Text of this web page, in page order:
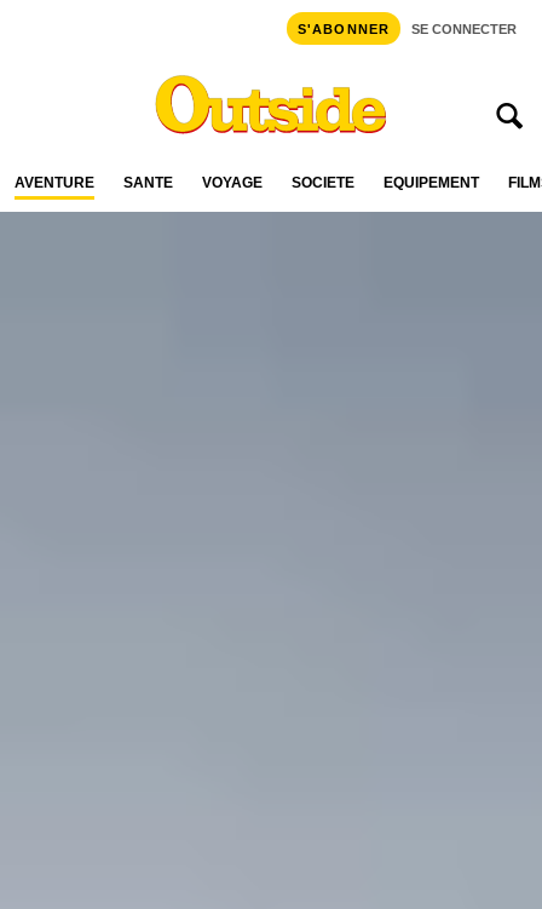
S'ABONNER SE CONNECTER
AVENTURE SANTÉ VOYAGE SOCIÉTÉ ÉQUIPEMENT